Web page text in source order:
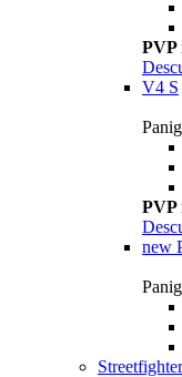
PVP
V4 S
PVP
new
Streetfighter